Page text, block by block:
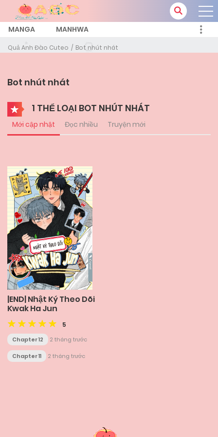
MANGA MANHWA
Quả Anh Đào Cuteo Bot nhút nhát
Bot nhút nhát
1 THỂ LOẠI BOT NHÚT NHÁT
Mới cập nhật Đọc nhiều Truyện mới
|END| Nhật Ký Theo Dõi
Kwak Ha Jun
5
Chapter 12 2 tháng trước
Chapter 11 2 tháng trước